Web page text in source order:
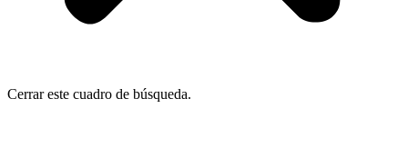
Cerrar este cuadro de búsqueda.